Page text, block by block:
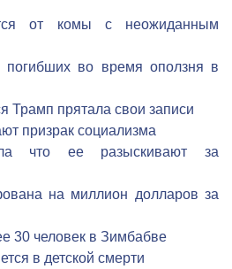
от комы с неожиданным
во время оползня в
Трамп прятала свои записи
призрак социализма
что ее разыскивают за
на миллион долларов за
30 человек в Зимбабве
в детской смерти